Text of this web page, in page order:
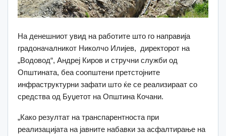
На денешниот увид на работите што го направија
градоначалникот Николчо Илијев, директорот на
„Водовод“, Андреј Киров и стручни служби од
Општината, беа соопштени претстојните
инфраструктурни зафати што ќе се реализираат со
средства од Буџетот на Општина Кочани.
„Како резултат на транспарентноста при
реализацијата на јавните набавки за асфалтирање на